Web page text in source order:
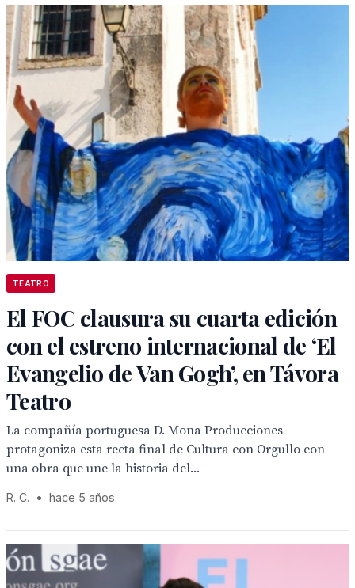
TEATRO
El FOC clausura su cuarta edición
con el estreno internacional de ‘El
Evangelio de Van Gogh’, en Távora
Teatro
La compañía portuguesa D. Mona Producciones
protagoniza esta recta final de Cultura con Orgullo con
una obra que une la historia del...
R. C. • hace 5 años